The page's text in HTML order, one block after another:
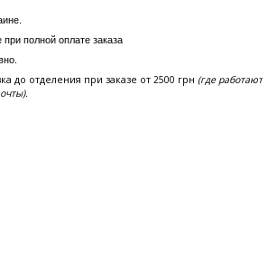
полной оплате заказа
до отделения при заказе от 2500 грн (где работают